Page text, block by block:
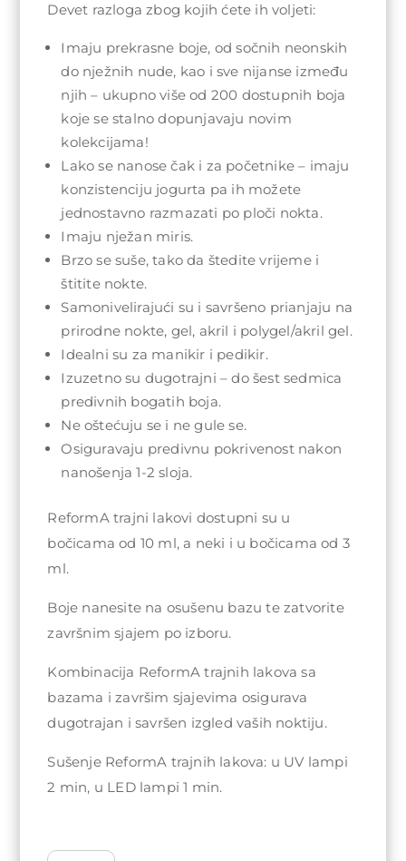
Devet razloga zbog kojih ćete ih voljeti:
Imaju prekrasne boje, od sočnih neonskih
do nježnih nude, kao i sve nijanse između
njih – ukupno više od 200 dostupnih boja
koje se stalno dopunjavaju novim
kolekcijama!
Lako se nanose čak i za početnike – imaju
konzistenciju jogurta pa ih možete
jednostavno razmazati po ploči nokta.
Imaju nježan miris.
Brzo se suše, tako da štedite vrijeme i
štitite nokte.
Samonivelirajući su i savršeno prianjaju na
prirodne nokte, gel, akril i polygel/akril gel.
Idealni su za manikir i pedikir.
Izuzetno su dugotrajni – do šest sedmica
predivnih bogatih boja.
Ne oštećuju se i ne gule se.
Osiguravaju predivnu pokrivenost nakon
nanošenja 1-2 sloja.
ReformA trajni lakovi dostupni su u
bočicama od 10 ml, a neki i u bočicama od 3
ml.
Boje nanesite na osušenu bazu te zatvorite
završnim sjajem po izboru.
Kombinacija ReformA trajnih lakova sa
bazama i završim sjajevima osigurava
dugotrajan i savršen izgled vaših noktiju.
Sušenje ReformA trajnih lakova: u UV lampi
2 min, u LED lampi 1 min.